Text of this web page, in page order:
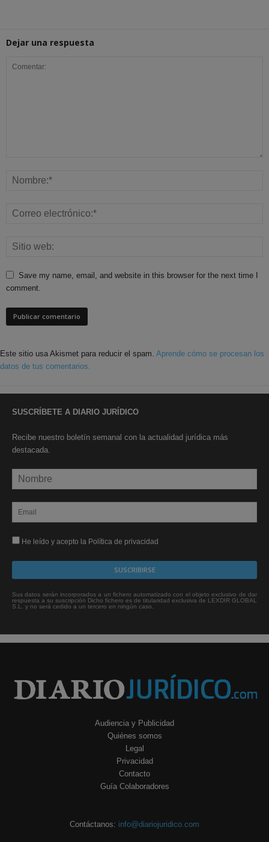
Dejar una respuesta
Save my name, email, and website in this browser for the next time I
comment.
Este sitio usa Akismet para reducir el spam. Aprende cómo se procesan los
datos de tus comentarios.
SUSCRÍBETE A DIARIO JURÍDICO
Recibe nuestro boletín semanal con la actualidad jurídica más
destacada.
He leído y acepto la Política de privacidad
Sus datos serán incorporados a un fichero automatizado con el objeto exclusivo de dar
respuesta a su suscripción Dicho fichero es de titularidad exclusiva de LEXDIR GLOBAL
S.L. y no será cedido a un tercero en ningún caso.
Audiencia y Publicidad
Quiénes somos
Legal
Privacidad
Contacto
Guía Colaboradores
Contáctanos: info@diariojuridico.com